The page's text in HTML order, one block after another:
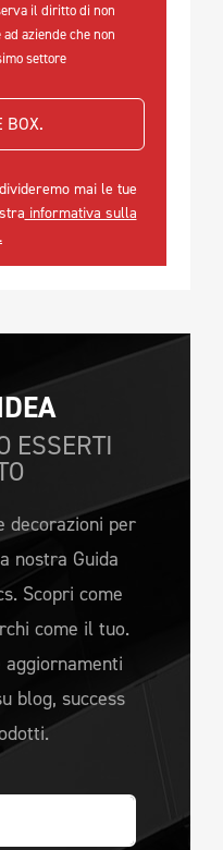
il diritto di non
aziende che non
settore
mai le tue
informativa sulla
ESSERTI
decorazioni per
nostra Guida
Scopri come
come il tuo.
blog, success